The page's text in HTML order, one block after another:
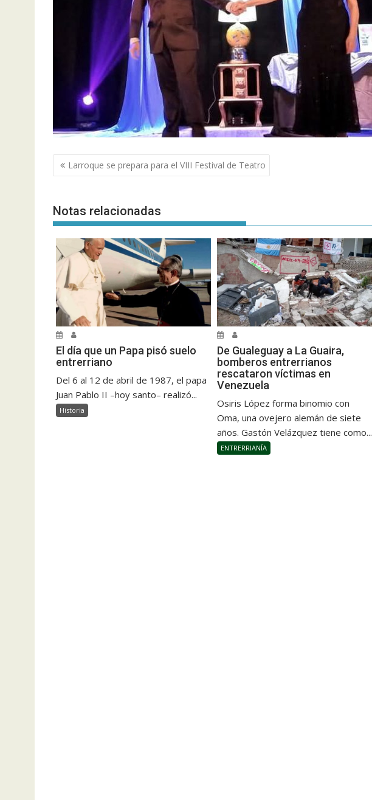
Navegación
de
Larroque se prepara para el VIII Festival de Teatro
Notas relacionadas
El día que un Papa pisó suelo
entrerriano
Del 6 al 12 de abril de 1987, el papa
Juan Pablo II –hoy santo– realizó...
Historia
De Gualeguay a La Guaira,
bomberos entrerrianos
rescataron víctimas en
Venezuela
Osiris López forma binomio con
Oma, una ovejero alemán de siete
años. Gastón Velázquez tiene como...
ENTRERRIANÍA